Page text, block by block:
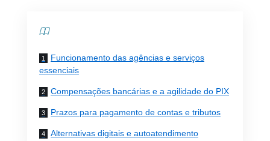
Funcionamento das agências e serviços
essenciais
Compensações bancárias e a agilidade do PIX
Prazos para pagamento de contas e tributos
Alternativas digitais e autoatendimento